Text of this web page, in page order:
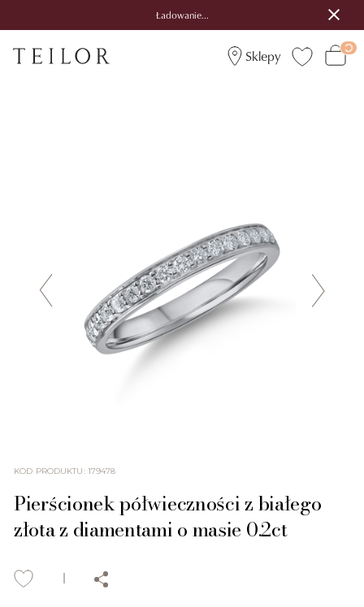
Ładowanie...
Sklepy
KOD PRODUKTU: 179478
Pierścionek półwieczności z białego
złota z diamentami o masie 0.2ct